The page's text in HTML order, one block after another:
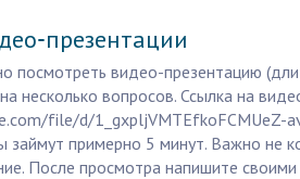
посмотреть видео-презентацию
несколько вопросов. Ссылка на
file/d/1_gxpljVMTEfkoFCMUeZ-
займут примерно 5 минут. Важно не
После просмотра напишите